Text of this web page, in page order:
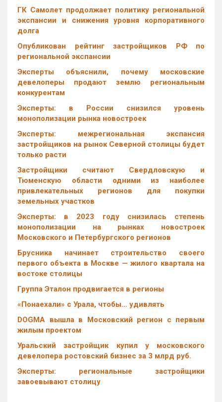
ГК Самолет продолжает политику региональной
экспансии и снижения уровня корпоративного
долга
Опубликован рейтинг застройщиков РФ по
региональной экспансии
Эксперты объяснили, почему московские
девелоперы продают землю региональным
конкурентам
Эксперты: в России снизился уровень
монополизации рынка новостроек
Эксперты: межрегиональная экспансия
застройщиков на рынок Северной столицы будет
только расти
Застройщики считают Свердловскую и
Тюменскую области одними из наиболее
привлекательных регионов для покупки
земельных участков
Эксперты: в 2023 году снизилась степень
монополизации на рынках новостроек
Московского и Петербургского регионов
Брусника начинает строительство своего
первого объекта в Москве — жилого квартала на
востоке столицы
Группа Эталон продвигается в регионы
«Понаехали» с Урала, чтобы… удивлять
DOGMA вышла в Московский регион с первым
жилым проектом
Уральский застройщик купил у московского
девелопера ростовский бизнес за 3 млрд руб.
Эксперты: региональные застройщики
завоевывают столицу